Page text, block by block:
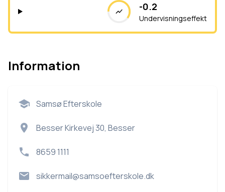
-0.2
Undervisningseffekt
Information
Samsø Efterskole
Besser Kirkevej 30, Besser
8659 1111
sikkermail@samsoefterskole.dk